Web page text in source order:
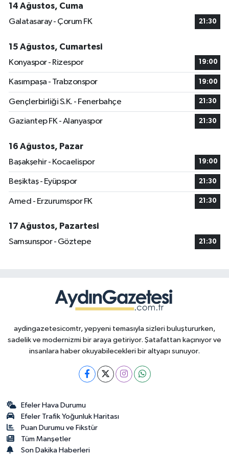
14 Ağustos, Cuma
Galatasaray - Çorum FK
21:30
15 Ağustos, Cumartesi
Konyaspor - Rizespor
19:00
Kasımpaşa - Trabzonspor 19:00
Gençlerbirliği S.K. - Fenerbahçe 21:30
Gaziantep FK - Alanyaspor 21:30
16 Ağustos, Pazar
Başakşehir - Kocaelispor
19:00
Beşiktaş - Eyüpspor 21:30
Amed - Erzurumspor FK 21:30
17 Ağustos, Pazartesi
Samsunspor - Göztepe
21:30
aydingazetesicomtr, yepyeni temasıyla sizleri buluştururken,
sadelik ve modernizmi bir araya getiriyor. Şatafattan kaçınıyor ve
insanlara haber okuyabilecekleri bir altyapı sunuyor.
Efeler Hava Durumu
Efeler Trafik Yoğunluk Haritası
Puan Durumu ve Fikstür
Tüm Manşetler
Son Dakika Haberleri